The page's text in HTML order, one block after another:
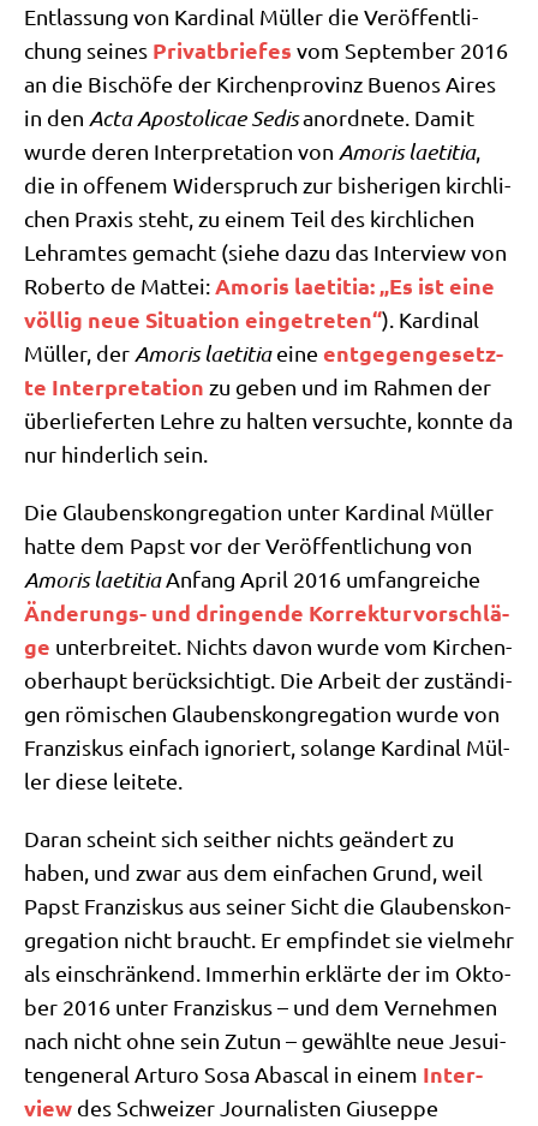
Ent­las­sung von Kar­di­nal Mül­ler die Ver­öf­fent­li­
chung sei­nes Pri­vat­brie­fes vom Sep­tem­ber 2016
an die Bischö­fe der Kir­chen­pro­vinz Bue­nos Aires
in den Acta Apo­sto­li­cae Sedisanord­ne­te. Damit
wur­de deren Inter­pre­ta­ti­on von Amo­ris lae­ti­tia,
die in offe­nem Wider­spruch zur bis­he­ri­gen kirch­li­
chen Pra­xis steht, zu einem Teil des kirch­li­chen
Lehr­am­tes gemacht (sie­he dazu das Inter­view von
Rober­to de Mat­tei:Amo­ris lae­ti­tia: „Es ist eine
völ­lig neue Situa­ti­on ein­ge­tre­ten“). Kar­di­nal
Mül­ler, der Amo­ris lae­ti­tiaeine ent­ge­gen­ge­setz­
te Inter­pre­ta­ti­on zu geben und im Rah­men der
über­lie­fer­ten Leh­re zu hal­ten ver­such­te, konn­te da
nur hin­der­lich sein.
Die Glau­bens­kon­gre­ga­ti­on unter Kar­di­nal Mül­ler
hat­te dem Papst vor der Ver­öf­fent­li­chung von
Amo­ris lae­ti­tiaAnfang April 2016 umfang­rei­che
Ände­rungs- und drin­gen­de Kor­rek­tur­vor­schlä­
ge unter­brei­tet. Nichts davon wur­de vom Kir­chen­
ober­haupt berück­sich­tigt. Die Arbeit der zustän­di­
gen römi­schen Glau­bens­kon­gre­ga­ti­on wur­de von
Fran­zis­kus ein­fach igno­riert, solan­ge Kar­di­nal Mül­
ler die­se leitete.
Dar­an scheint sich seit­her nichts geän­dert zu
haben, und zwar aus dem ein­fa­chen Grund, weil
Papst Fran­zis­kus aus sei­ner Sicht die Glau­bens­kon­
gre­ga­ti­on nicht braucht. Er emp­fin­det sie viel­mehr
als ein­schrän­kend. Immer­hin erklär­te der im Okto­
ber 2016 unter Fran­zis­kus – und dem Ver­neh­men
nach nicht ohne sein Zutun – gewähl­te neue Jesui­
ten­ge­ne­ral Arturo Sosa Abas­cal in einem Inter­
view des Schwei­zer Jour­na­li­sten Giu­sep­pe